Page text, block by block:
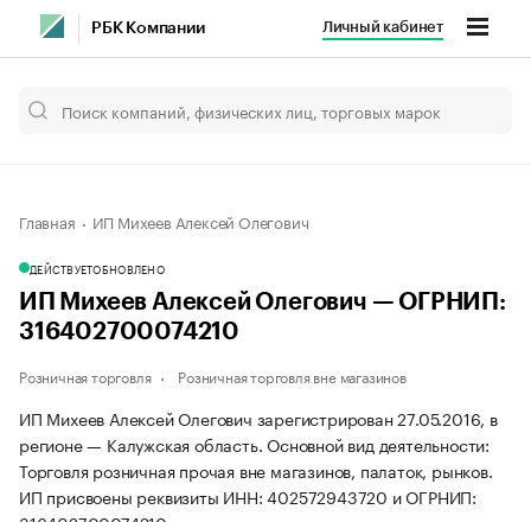
РБК Компании Личный кабинет
Главная ИП Михеев Алексей Олегович
ДЕЙСТВУЕТОБНОВЛЕНО
ИП Михеев Алексей Олегович — ОГРНИП:
316402700074210
Розничная торговля Розничная торговля вне магазинов
ИП Михеев Алексей Олегович зарегистрирован 27.05.2016, в
регионе — Калужская область. Основной вид деятельности:
Торговля розничная прочая вне магазинов, палаток, рынков.
ИП присвоены реквизиты ИНН: 402572943720 и ОГРНИП: